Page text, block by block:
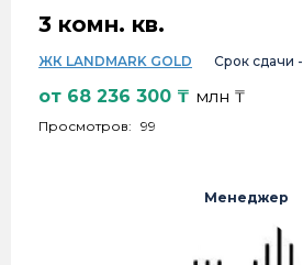
3 комн. кв.
ЖК LANDMARK GOLD Срок сдачи -
от 68 236 300 ₸ млн ₸
Просмотров: 99
Менеджер